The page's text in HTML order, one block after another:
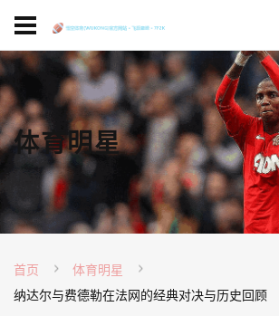
体育明星
首页
体育明星
纳达尔与费德勒在法网的经典对决与历史回顾